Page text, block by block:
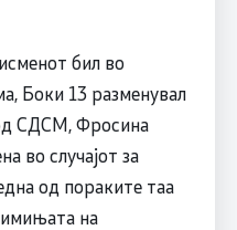
бил во
Боки 13 разменувал
СДСМ, Фросина
во случајот за
од пораките таа
на